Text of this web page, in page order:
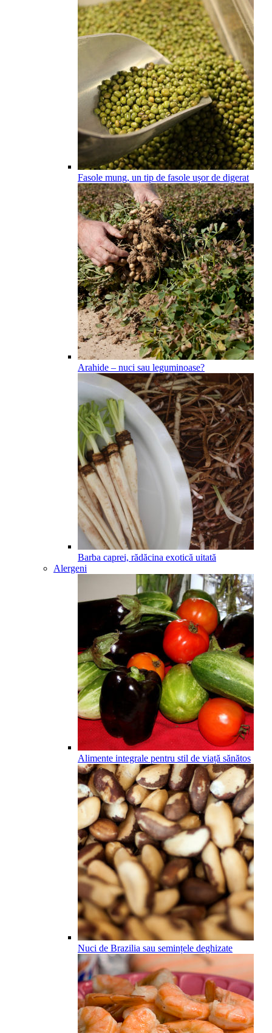
Fasole mung, un tip de fasole ușor de digerat
Arahide – nuci sau leguminoase?
Barba caprei, rădăcina exotică uitată
Alergeni
Alimente integrale pentru stil de viață sănătos
Nuci de Brazilia sau semințele deghizate